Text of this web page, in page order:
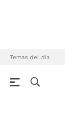
Temas del día